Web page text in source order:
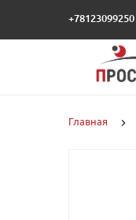
+78123099250
Главная